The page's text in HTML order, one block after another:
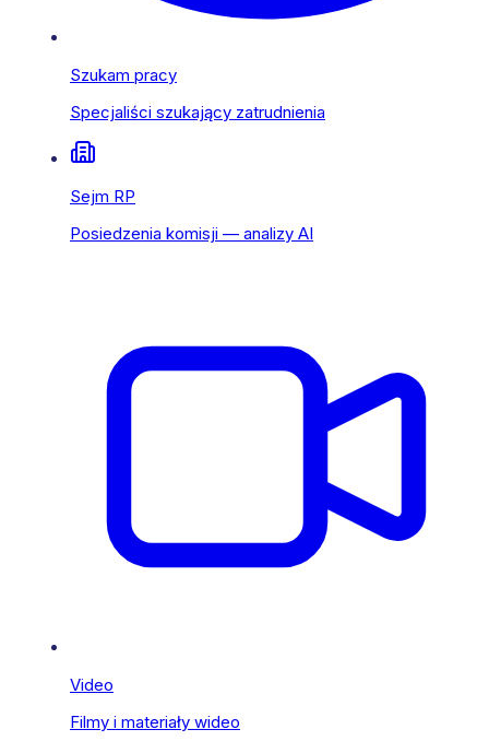
Szukam pracy
Specjaliści szukający zatrudnienia
Sejm RP
Posiedzenia komisji — analizy AI
Video
Filmy i materiały wideo